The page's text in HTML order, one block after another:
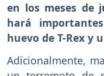
en los meses de
hará
huevo de T-Rex y
Adicionalmente,